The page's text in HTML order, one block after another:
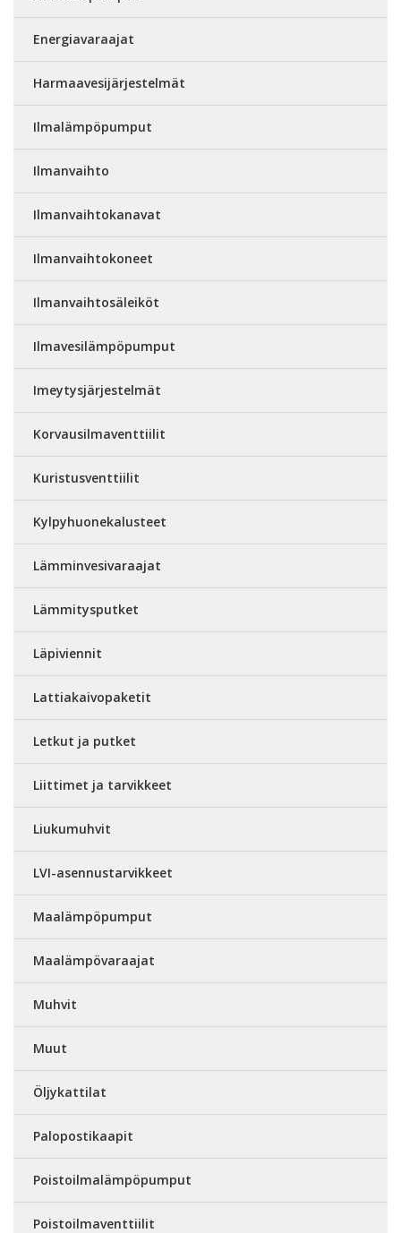
Energiavaraajat
Harmaavesijärjestelmät
Ilmalämpöpumput
Ilmanvaihto
Ilmanvaihtokanavat
Ilmanvaihtokoneet
Ilmanvaihtosäleiköt
Ilmavesilämpöpumput
Imeytysjärjestelmät
Korvausilmaventtiilit
Kuristusventtiilit
Kylpyhuonekalusteet
Lämminvesivaraajat
Lämmitysputket
Läpiviennit
Lattiakaivopaketit
Letkut ja putket
Liittimet ja tarvikkeet
Liukumuhvit
LVI-asennustarvikkeet
Maalämpöpumput
Maalämpövaraajat
Muhvit
Muut
Öljykattilat
Palopostikaapit
Poistoilmalämpöpumput
Poistoilmaventtiilit